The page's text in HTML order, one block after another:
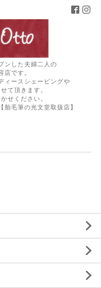
ンした夫婦二人の
店です。
ィースシェービングや
て頂きます。
せください。
胎毛筆の光文堂取扱店】